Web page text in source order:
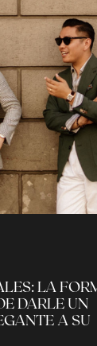
LA
DARLE UN
A SU